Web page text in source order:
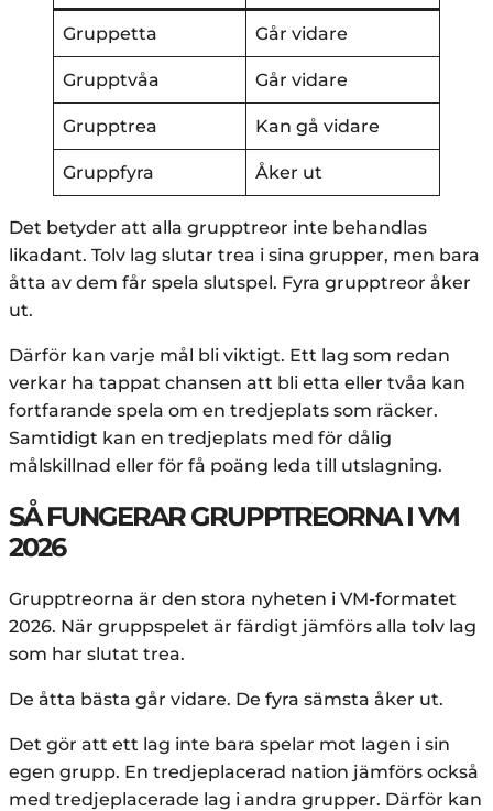
Gruppetta Går vidare
Grupptvåa Går vidare
Grupptrea Kan gå vidare
Gruppfyra Åker ut
Det betyder att alla grupptreor inte behandlas
likadant. Tolv lag slutar trea i sina grupper, men bara
åtta av dem får spela slutspel. Fyra grupptreor åker
ut.
Därför kan varje mål bli viktigt. Ett lag som redan
verkar ha tappat chansen att bli etta eller tvåa kan
fortfarande spela om en tredjeplats som räcker.
Samtidigt kan en tredjeplats med för dålig
målskillnad eller för få poäng leda till utslagning.
SÅ FUNGERAR GRUPPTREORNA I VM
2026
Grupptreorna är den stora nyheten i VM-formatet
2026. När gruppspelet är färdigt jämförs alla tolv lag
som har slutat trea.
De åtta bästa går vidare. De fyra sämsta åker ut.
Det gör att ett lag inte bara spelar mot lagen i sin
egen grupp. En tredjeplacerad nation jämförs också
med tredjeplacerade lag i andra grupper. Därför kan